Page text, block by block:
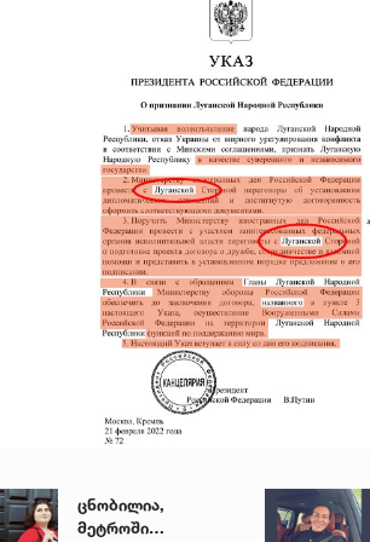
ცნობილია,
მეტროში